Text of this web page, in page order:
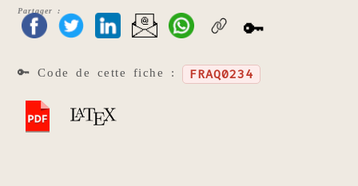
Partager :
🔑
🔑 Code de cette fiche : FRAQ0234